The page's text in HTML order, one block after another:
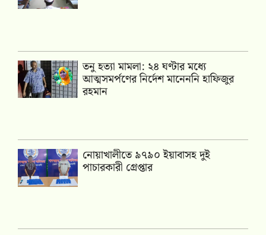
তনু হত্যা মামলা: ২৪ ঘণ্টার মধ্যে
আত্মসমর্পণের নির্দেশ মানেননি হাফিজুর
রহমান
নোয়াখালীতে ৯৭৯০ ইয়াবাসহ দুই
পাচারকারী গ্রেপ্তার